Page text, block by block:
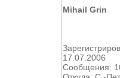
Mihail Grin
17.07.2006
Сообщения: